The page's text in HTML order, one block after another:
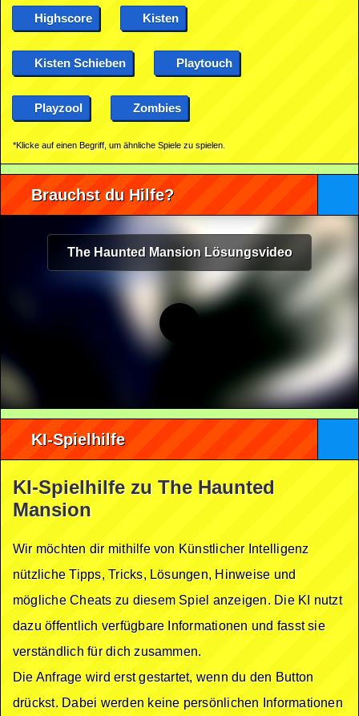
Highscore Kisten
Kisten Schieben Playtouch
Playzool Zombies
*Klicke auf einen Begriff, um ähnliche Spiele zu spielen.
Brauchst du Hilfe?
The Haunted Mansion Lösungsvideo
KI-Spielhilfe
KI-Spielhilfe zu The Haunted
Mansion
Wir möchten dir mithilfe von Künstlicher Intelligenz
nützliche Tipps, Tricks, Lösungen, Hinweise und
mögliche Cheats zu diesem Spiel anzeigen. Die KI nutzt
dazu öffentlich verfügbare Informationen und fasst sie
verständlich für dich zusammen.
Die Anfrage wird erst gestartet, wenn du den Button
drückst. Dabei werden keine persönlichen Informationen